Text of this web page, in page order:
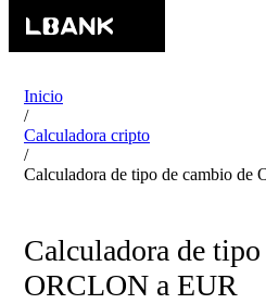
Inicio
/
Calculadora cripto
/
Calculadora de tipo de cambio de
Calculadora de
ORCLON a EUR